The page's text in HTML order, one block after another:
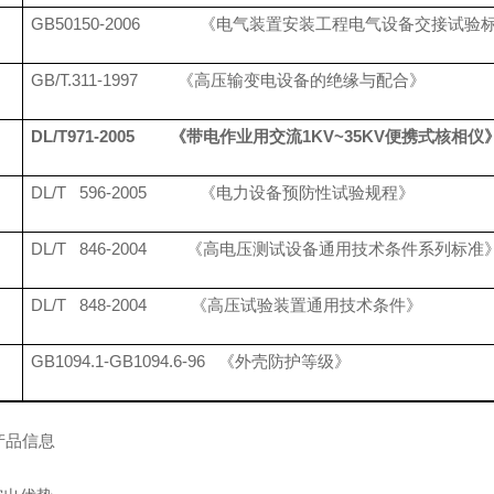
GB50150-2006 《电气装置安装工程电气设备交接试验标
GB/T.311-1997 《高压输变电设备的绝缘与配合》
DL/T971-2005 《带电作业用交流1KV~35KV便携式核相仪》
DL/T 596-2005 《电力设备预防性试验规程》
DL/T 846-2004 《高电压测试设备通用技术条件系列标准》
DL/T 848-2004 《高压试验装置通用技术条件》
GB1094.1-GB1094.6-96 《外壳防护等级》
品信息